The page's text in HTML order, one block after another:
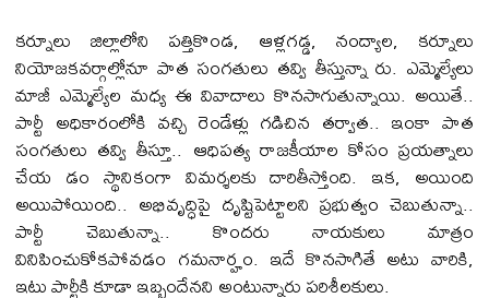
క‌ర్నూలు జిల్లాలోని ప‌త్తికొండ‌, ఆళ్ల‌గ‌డ్డ‌, నంద్యాల, క‌ర్నూలు
నియోజ‌క‌వ‌ర్గాల్లోనూ పాత సంగ‌తులు త‌వ్వి తీస్తున్నా రు. ఎమ్మెల్యేలు
మాజీ ఎమ్మెల్యేల మ‌ధ్య ఈ వివాదాలు కొన‌సాగుతున్నాయి. అయితే..
పార్టీ అధికారంలోకి వ‌చ్చి రెండేళ్లు గ‌డిచిన త‌ర్వాత‌.. ఇంకా పాత
సంగ‌తులు త‌వ్వి తీస్తూ.. ఆధిపత్య రాజ‌కీయాల కోసం ప్ర‌య‌త్నాలు
చేయ డం స్థానికంగా విమ‌ర్శ‌ల‌కు దారితీస్తోంది. ఇక‌, అయింది
అయిపోయింది.. అభివృద్ధిపై దృష్టిపెట్టాల‌ని ప్ర‌భుత్వం చెబుతున్నా..
పార్టీ చెబుతున్నా.. కొంద‌రు నాయ‌కులు మాత్రం
వినిపించుకోక‌పోవ‌డం గ‌మ‌నార్హం. ఇదే కొన‌సాగితే అటు వారికి,
ఇటు పార్టీకి కూడా ఇబ్బందేన‌ని అంటున్నారు ప‌రిశీల‌కులు.